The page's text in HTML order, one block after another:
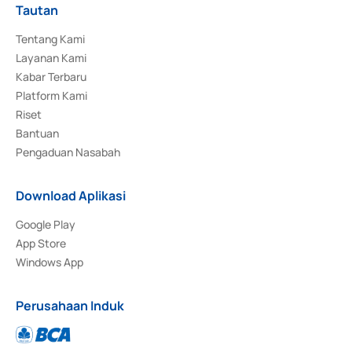
Tautan
Tentang Kami
Layanan Kami
Kabar Terbaru
Platform Kami
Riset
Bantuan
Pengaduan Nasabah
Download Aplikasi
Google Play
App Store
Windows App
Perusahaan Induk